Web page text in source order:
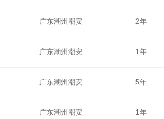
广东潮州潮安 2年
广东潮州潮安 1年
广东潮州潮安 5年
广东潮州潮安 1年